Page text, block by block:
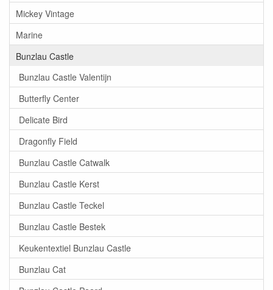
Mickey Vintage
Marine
Bunzlau Castle
Bunzlau Castle Valentijn
Butterfly Center
Delicate Bird
Dragonfly Field
Bunzlau Castle Catwalk
Bunzlau Castle Kerst
Bunzlau Castle Teckel
Bunzlau Castle Bestek
Keukentextiel Bunzlau Castle
Bunzlau Cat